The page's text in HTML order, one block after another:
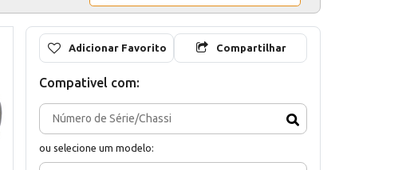
Adicionar Favorito Compartilhar
Compativel com:
ou selecione um modelo: